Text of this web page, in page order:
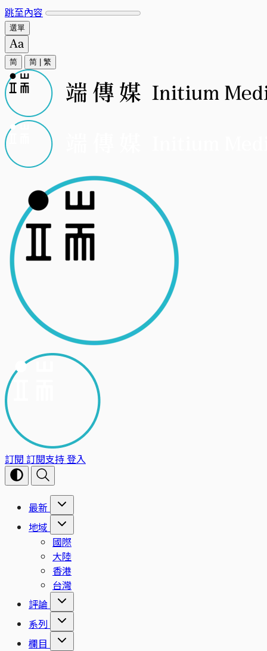
跳至內容
選單
简 简 繁
訂閱 訂閱支持登入
最新
地域
國際
大陸
香港
台灣
評論
系列
欄目